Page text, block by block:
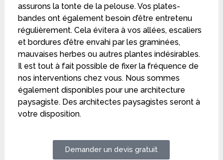
assurons la tonte de la pelouse. Vos plates-
bandes ont également besoin d’être entretenu
régulièrement. Cela évitera à vos allées, escaliers
et bordures d’être envahi par les graminées,
mauvaises herbes ou autres plantes indésirables.
Il est tout à fait possible de fixer la fréquence de
nos interventions chez vous. Nous sommes
également disponibles pour une architecture
paysagiste. Des architectes paysagistes seront à
votre disposition.
Demander un devis gratuit